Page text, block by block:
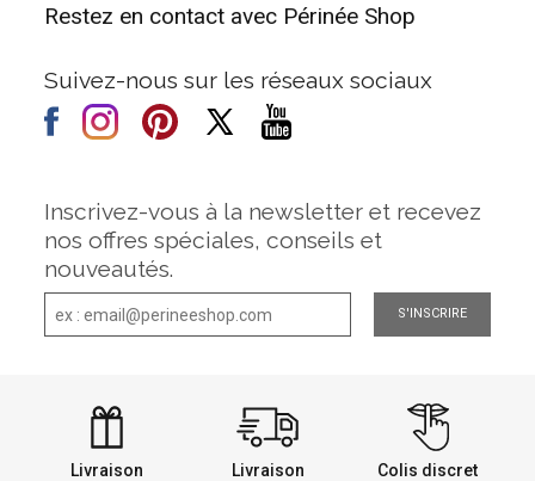
Restez en contact avec Périnée Shop
Suivez-nous sur les réseaux sociaux
Inscrivez-vous à la newsletter et recevez
nos offres spéciales, conseils et
nouveautés.
S'INSCRIRE
Livraison
Livraison Colis discret